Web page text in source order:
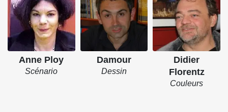
Anne Ploy
Scénario
Damour
Dessin
Didier
Florentz
Couleurs